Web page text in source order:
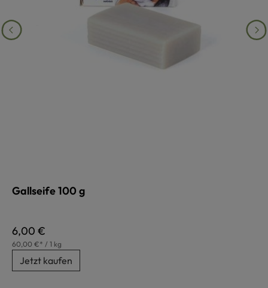
Gallseife 100 g
Regulärer Preis:
6,00 €
60,00 €* / 1 kg
Jetzt kaufen